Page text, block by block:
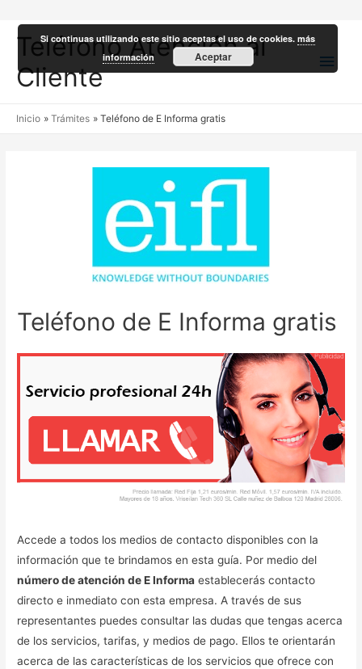
Teléfono Atención al
Cliente
Inicio Trámites Teléfono de E Informa gratis
Teléfono de E Informa gratis
Accede a todos los medios de contacto disponibles con la
información que te brindamos en esta guía. Por medio del
número de atención de E Informa establecerás contacto
directo e inmediato con esta empresa. A través de sus
representantes puedes consultar las dudas que tengas acerca
de los servicios, tarifas, y medios de pago. Ellos te orientarán
acerca de las características de los servicios que ofrece con
Si continuas utilizando este sitio aceptas el uso de cookies.más
información
Aceptar